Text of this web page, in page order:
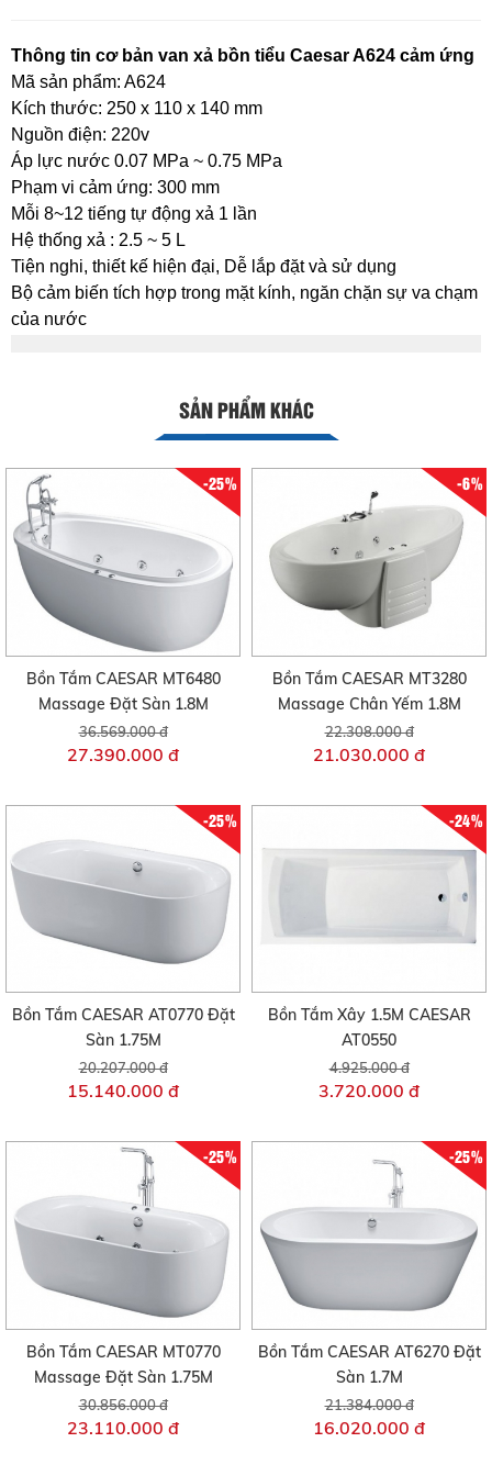
Thông tin cơ bản van xả bồn tiểu Caesar A624 cảm ứng
Mã sản phẩm: A624
Kích thước: 250 x 110 x 140 mm
Nguồn điện: 220v
Áp lực nước 0.07 MPa ~ 0.75 MPa
Phạm vi cảm ứng: 300 mm
Mỗi 8~12 tiếng tự động xả 1 lần
Hệ thống xả : 2.5 ~ 5 L
Tiện nghi, thiết kế hiện đại, Dễ lắp đặt và sử dụng
Bộ cảm biến tích hợp trong mặt kính, ngăn chặn sự va chạm
của nước
SẢN PHẨM KHÁC
-25%
Bồn Tắm CAESAR MT6480
Massage Đặt Sàn 1.8M
36.569.000 đ
27.390.000 đ
-6%
Bồn Tắm CAESAR MT3280
Massage Chân Yếm 1.8M
22.308.000 đ
21.030.000 đ
-25%
Bồn Tắm CAESAR AT0770 Đặt
Sàn 1.75M
20.207.000 đ
15.140.000 đ
-24%
Bồn Tắm Xây 1.5M CAESAR
AT0550
4.925.000 đ
3.720.000 đ
-25%
Bồn Tắm CAESAR MT0770
Massage Đặt Sàn 1.75M
30.856.000 đ
23.110.000 đ
-25%
Bồn Tắm CAESAR AT6270 Đặt
Sàn 1.7M
21.384.000 đ
16.020.000 đ